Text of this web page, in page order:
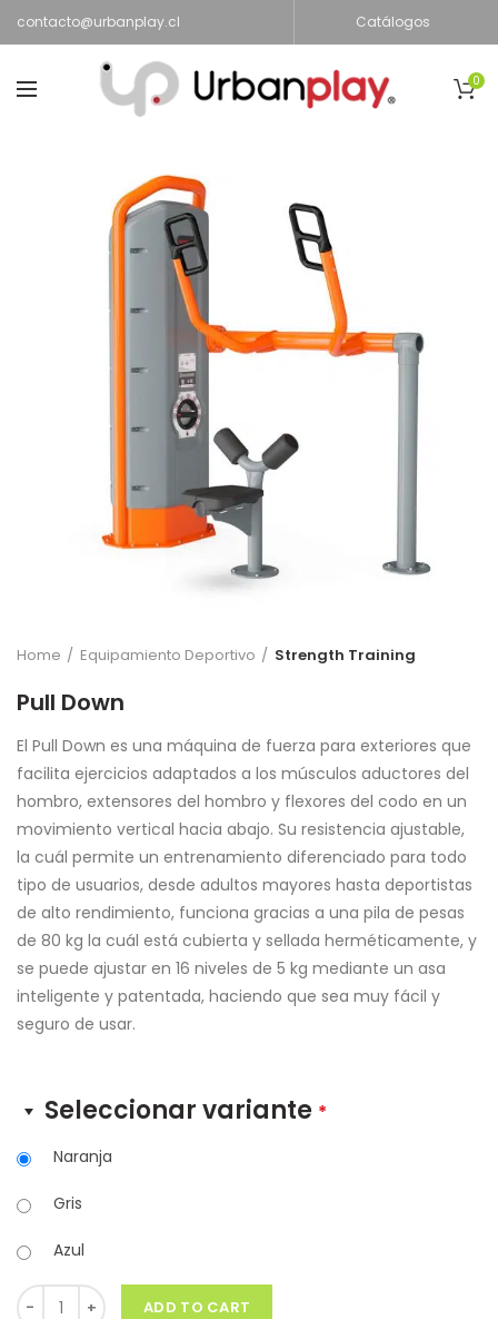
contacto@urbanplay.cl Catálogos
0
Home Equipamiento Deportivo Strength Training
Pull Down
El Pull Down es una máquina de fuerza para exteriores que
facilita ejercicios adaptados a los músculos aductores del
hombro, extensores del hombro y flexores del codo en un
movimiento vertical hacia abajo. Su resistencia ajustable,
la cuál permite un entrenamiento diferenciado para todo
tipo de usuarios, desde adultos mayores hasta deportistas
de alto rendimiento, funciona gracias a una pila de pesas
de 80 kg la cuál está cubierta y sellada herméticamente, y
se puede ajustar en 16 niveles de 5 kg mediante un asa
inteligente y patentada, haciendo que sea muy fácil y
seguro de usar.
Seleccionar variante *
Naranja
Gris
Azul
Quantity
ADD TO CART